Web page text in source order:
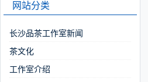
网站分类
长沙品茶工作室新闻
茶文化
工作室介绍